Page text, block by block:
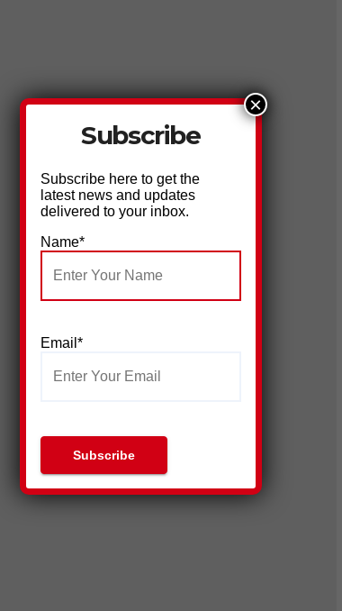
Subscribe
Subscribe here to get the
latest news and updates
delivered to your inbox.
Name*
Email*
×